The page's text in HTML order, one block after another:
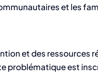
et les
et des ressources
problématique est